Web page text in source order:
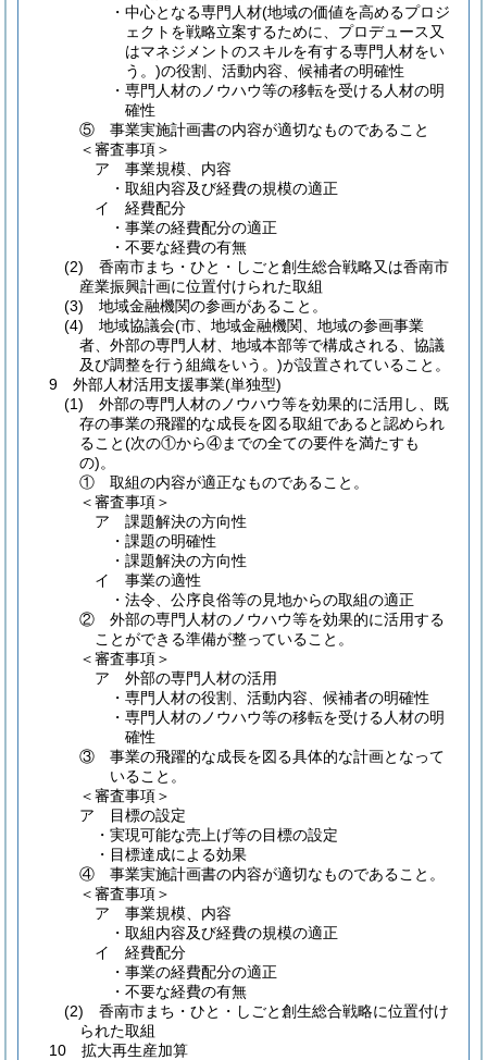
・中心となる専門人材(地域の価値を高めるプロジ
ェクトを戦略立案するために、プロデュース又
はマネジメントのスキルを有する専門人材をい
う。)の役割、活動内容、候補者の明確性
・専門人材のノウハウ等の移転を受ける人材の明
確性
⑤ 事業実施計画書の内容が適切なものであること
＜審査事項＞
ア 事業規模、内容
・取組内容及び経費の規模の適正
イ 経費配分
・事業の経費配分の適正
・不要な経費の有無
(2) 香南市まち・ひと・しごと創生総合戦略又は香南市
産業振興計画に位置付けられた取組
(3) 地域金融機関の参画があること。
(4) 地域協議会(市、地域金融機関、地域の参画事業
者、外部の専門人材、地域本部等で構成される、協議
及び調整を行う組織をいう。)が設置されていること。
9 外部人材活用支援事業(単独型)
(1) 外部の専門人材のノウハウ等を効果的に活用し、既
存の事業の飛躍的な成長を図る取組であると認められ
ること(次の①から④までの全ての要件を満たすも
の)。
① 取組の内容が適正なものであること。
＜審査事項＞
ア 課題解決の方向性
・課題の明確性
・課題解決の方向性
イ 事業の適性
・法令、公序良俗等の見地からの取組の適正
② 外部の専門人材のノウハウ等を効果的に活用する
ことができる準備が整っていること。
＜審査事項＞
ア 外部の専門人材の活用
・専門人材の役割、活動内容、候補者の明確性
・専門人材のノウハウ等の移転を受ける人材の明
確性
③ 事業の飛躍的な成長を図る具体的な計画となって
いること。
＜審査事項＞
ア 目標の設定
・実現可能な売上げ等の目標の設定
・目標達成による効果
④ 事業実施計画書の内容が適切なものであること。
＜審査事項＞
ア 事業規模、内容
・取組内容及び経費の規模の適正
イ 経費配分
・事業の経費配分の適正
・不要な経費の有無
(2) 香南市まち・ひと・しごと創生総合戦略に位置付け
られた取組
10 拡大再生産加算